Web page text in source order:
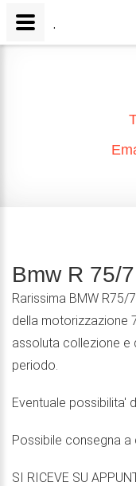
Bmw R 75/7
Rarissima BMW
della motorizzazione
assoluta collezione e
periodo.
Eventuale possibilita'
Possibile consegna a
SI RICEVE SU
.